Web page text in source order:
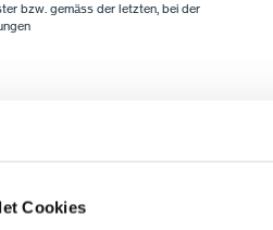
Cookies
bzw. gemäss der letzten, bei der
Aktien